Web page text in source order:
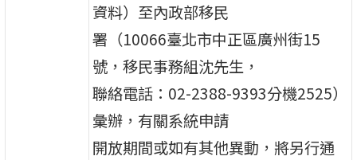
資料）至內政部移民
署（10066臺北市中正區廣州街15
號，移民事務組沈先生，
聯絡電話：02-2388-9393分機2525）
彙辦，有關系統申請
開放期間或如有其他異動，將另行通